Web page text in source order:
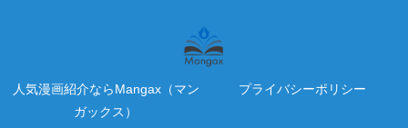
人気漫画紹介ならMangax（マン
ガックス）
プライバシーポリシー